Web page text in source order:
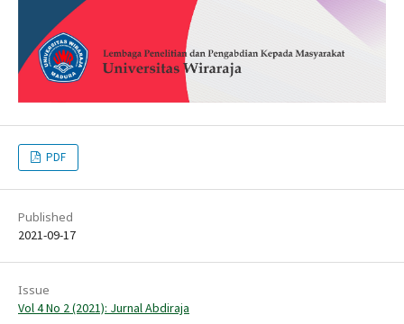
PDF
Published
2021-09-17
Issue
Vol 4 No 2 (2021): Jurnal Abdiraja